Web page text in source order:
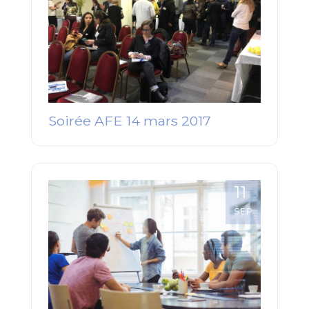
Soirée AFE 14 mars 2017
11
SEP